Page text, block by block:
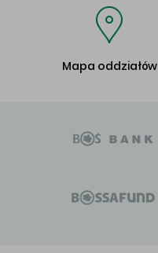
Mapa oddziałów